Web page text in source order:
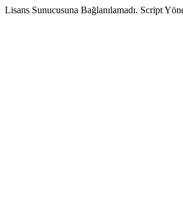
Lisans Sunucusuna Bağlanılamadı. Script